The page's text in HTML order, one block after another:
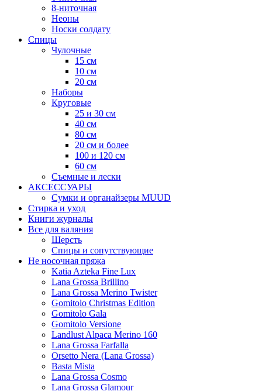
8-ниточная
Неоны
Носки солдату
Спицы
Чулочные
15 см
10 см
20 см
Наборы
Круговые
25 и 30 см
40 см
80 см
20 см и более
100 и 120 см
60 см
Съемные и лески
АКСЕССУАРЫ
Сумки и органайзеры MUUD
Стирка и уход
Книги журналы
Все для валяния
Шерсть
Спицы и сопутствующие
Не носочная пряжа
Katia Azteka Fine Lux
Lana Grossa Brillino
Lana Grossa Merino Twister
Gomitolo Christmas Edition
Gomitolo Gala
Gomitolo Versione
Landlust Alpaca Merino 160
Lana Grossa Farfalla
Orsetto Nera (Lana Grossa)
Basta Mista
Lana Grossa Cosmo
Lana Grossa Glamour